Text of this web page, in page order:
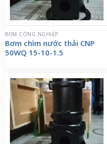
BƠM CÔNG NGHIỆP
Bơm chìm nước thải CNP
50WQ 15-10-1.5